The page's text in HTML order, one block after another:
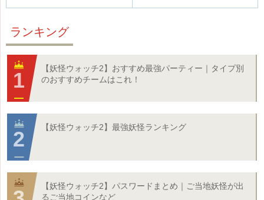
ランキング
【妖怪ウォッチ2】おすすめ最強パーティー｜タイプ別
のおすすめチームはこれ！
【妖怪ウォッチ2】最強妖怪ランキング
【妖怪ウォッチ2】パスワードまとめ｜ご当地妖怪が出
るご当地コインなど